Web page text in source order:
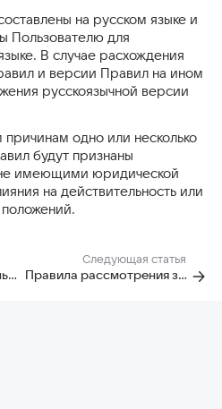
на русском языке и
Пользователю для
В случае расхождения
и версии Правил на ином
русскоязычной версии
одно или несколько
будут признаны
имеющими юридической
на действительность или
Политика конфиденциальности сервиса «Ответы»
Следующая статья
Правила рассмотрения заявлений, связанных с размещением пользователями материалов на Сервисе Ответы Mail